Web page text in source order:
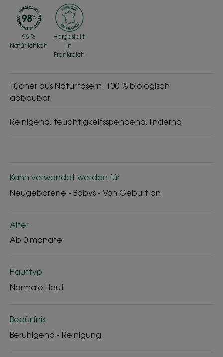
98 %
Natürlichkeit
Hergestellt
in
Frankreich
Tücher aus Naturfasern. 100 % biologisch
abbaubar.
Reinigend, feuchtigkeitsspendend, lindernd
Kann verwendet werden für
Neugeborene - Babys - Von Geburt an
Alter
Ab 0 monate
Hauttyp
Normale Haut
Bedürfnis
Beruhigend - Reinigung